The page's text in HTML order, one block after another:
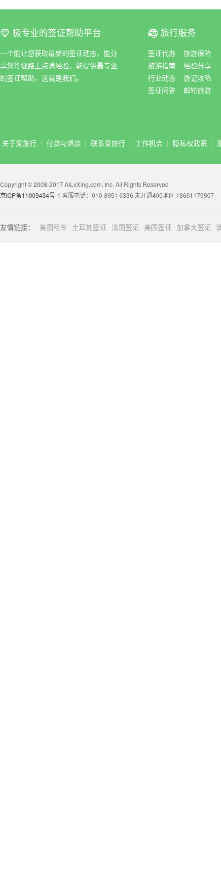
ꀆ 极专业的签证帮助平台
一个能让您获取最新的签证动态，能分
享您签证路上点滴经验，能提供最专业
的签证帮助，这就是我们。
ꀇ 旅行服务
签证代办
旅游保险
旅游指南
经验分享
行业动态
游记攻略
签证问答
邮轮旅游
关于爱旅行 | 付款与退款 | 联系爱旅行 | 工作机会 | 隐私权政策 |
Copyright © 2008-2017 AiLvXing.com, Inc. All Rights Reserved
京ICP备11009434号-1 客服电话：010-8951 6336 未开通400地区 13661179907
友情链接： 美国租车 土耳其签证 法国签证 美国签证 加拿大签证